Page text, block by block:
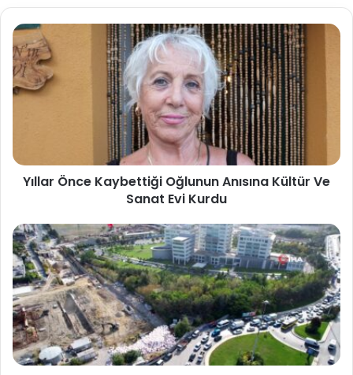
Yıllar Önce Kaybettiği Oğlunun Anısına Kültür Ve
Sanat Evi Kurdu